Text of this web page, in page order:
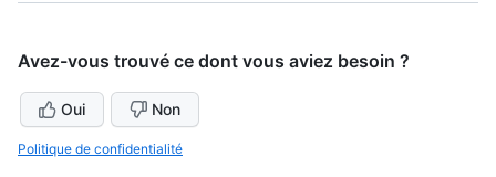
Avez-vous trouvé ce dont vous aviez besoin ?
Oui Non
Politique de confidentialité